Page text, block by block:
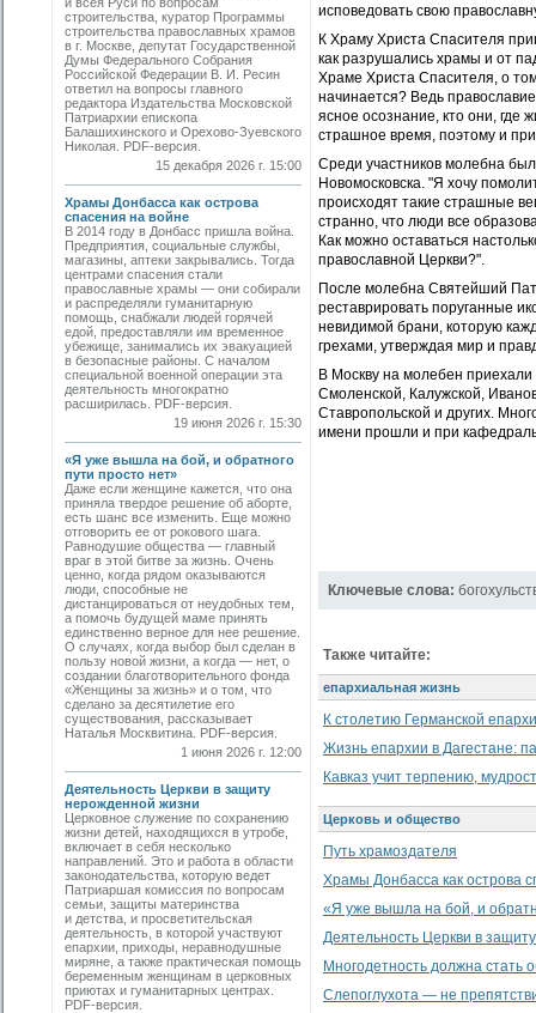
строительства, куратор Программы
строительства православных храмов
в г. Москве, депутат Государственной
Думы Федерального Собрания
Российской Федерации В. И. Ресин
ответил на вопросы главного
редактора Издательства Московской
Патриархии епископа
Балашихинского и Орехово-Зуевского
Николая. PDF-версия.
15 декабря 2026 г. 15:00
Храмы Донбасса как острова
спасения на войне
В 2014 году в Донбасс пришла война.
Предприятия, социальные службы,
магазины, аптеки закрывались. Тогда
центрами спасения стали
православные храмы — они собирали
и распределяли гуманитарную
помощь, снабжали людей горячей
едой, предоставляли им временное
убежище, занимались их эвакуацией
в безопасные районы. С началом
специальной военной операции эта
деятельность многократно
расширилась. PDF-версия.
19 июня 2026 г. 15:30
«Я уже вышла на бой, и обратного
пути просто нет»
Даже если женщине кажется, что она
приняла твердое решение об аборте,
есть шанс все изменить. Еще можно
отговорить ее от рокового шага.
Равнодушие общества — главный
враг в этой битве за жизнь. Очень
ценно, когда рядом оказываются
люди, способные не
дистанцироваться от неудобных тем,
а помочь будущей маме принять
единственно верное для нее решение.
О случаях, когда выбор был сделан в
пользу новой жизни, а когда — нет, о
создании благотворительного фонда
«Женщины за жизнь» и о том, что
сделано за десятилетие его
существования, рассказывает
Наталья Москвитина. PDF-версия.
1 июня 2026 г. 12:00
Деятельность Церкви в защиту
нерожденной жизни
Церковное служение по сохранению
жизни детей, находящихся в утробе,
включает в себя несколько
направлений. Это и работа в области
законодательства, которую ведет
Патриаршая комиссия по вопросам
семьи, защиты материнства
и детства, и просветительская
деятельность, в которой участвуют
епархии, приходы, неравнодушные
миряне, а также практическая помощь
беременным женщинам в церковных
приютах и гуманитарных центрах.
PDF-версия.
исповедовать свою
К Храму Христа Спасителя
как разрушались храмы и от
Храме Христа Спасителя, о
начинается? Ведь
ясное осознание, кто они, где
страшное время, поэтому и
Среди участников молебна
Новомосковска. "Я хочу
происходят такие страшные
странно, что люди все
Как можно оставаться
православной Церкви?".
После молебна Святейший
реставрировать поруганные
невидимой брани, которую
грехами, утверждая мир и
В Москву на молебен
Смоленской, Калужской,
Ставропольской и других.
имени прошли и при
Ключевые слова:
Также читайте:
епархиальная жизнь
К столетию Германской
Жизнь епархии в Дагестане:
Кавказ учит терпению,
Церковь и общество
Путь храмоздателя
Храмы Донбасса как острова
«Я уже вышла на бой, и
Деятельность Церкви в
Многодетность должна стать
Слепоглухота — не